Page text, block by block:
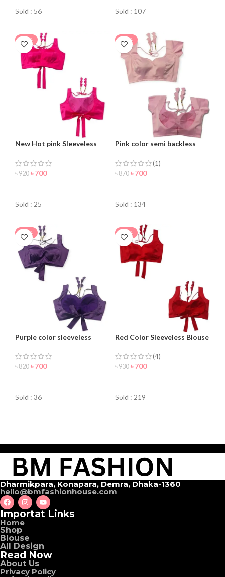
Sold : 56 Sold : 107
-24%
New Hot pink Sleeveless
৳920 ৳700
Sold : 25
-20%
Pink color semi backless
(1)
৳870 ৳700
Sold : 134
-15%
Purple color sleeveless
৳820 ৳700
Sold : 36
-25%
Red Color Sleeveless Blouse
(4)
৳930 ৳700
Sold : 219
Dharmikpara, Konapara, Demra, Dhaka-1360
hello@bmfashionhouse.com
Importat Links
Home
Shop
Blouse
All Design
Read Now
About Us
Privacy Policy